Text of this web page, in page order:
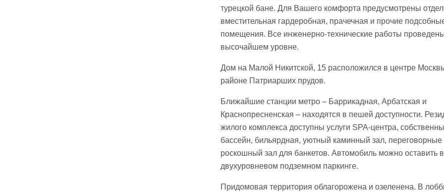
турецкой бане. Для Вашего комфорта предусмотрены
вместительная гардеробная, прачечная и прочие
помещения. Все инженерно-технические работы
высочайшем уровне.
Дом на Малой Никитской, 15 расположился в центре
районе Патриарших прудов.
Ближайшие станции метро – Баррикадная, Арбатская и
Краснопресненская – находятся в пешей доступности.
жилого комплекса доступны услуги SPA-центра,
бассейн, бильярдная, уютный каминный зал, переговорные
роскошный зал для банкетов. Автомобиль можно оставить в
двухуровневом подземном паркинге.
Придомовая территория облагорожена и озеленена. В